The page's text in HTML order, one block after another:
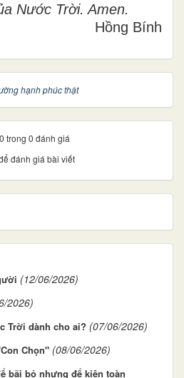
Nước Trời. Amen.
Hồng Bính
hạnh phúc thật
trong 0 đánh giá
đánh giá bài viết
(12/06/2026)
2026)
Trời dành cho ai? (07/06/2026)
Chọn" (08/06/2026)
bãi bỏ nhưng để kiện toàn